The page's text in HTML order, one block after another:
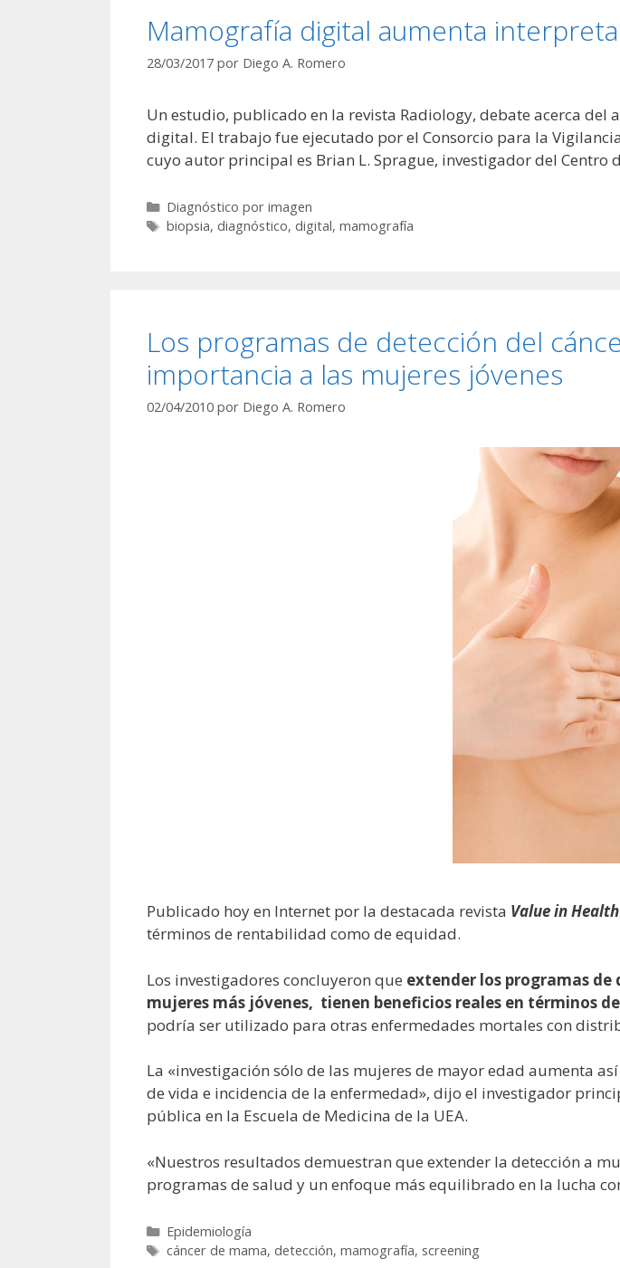
Mamografía digital aumenta
28/03/2017 por Diego A. Romero
Un estudio, publicado en la revista Radiology, debate acerca
digital. El trabajo fue ejecutado por el Consorcio para la
cuyo autor principal es Brian L. Sprague, investigador del Centro
Categorías
Diagnóstico por imagen
Etiquetas
biopsia, diagnóstico, digital, mamografía
Los programas de detección del
importancia a las mujeres jóvenes
02/04/2010 por Diego A. Romero
Publicado hoy en Internet por la destacada revista Value in Health
términos de rentabilidad como de equidad.
Los investigadores concluyeron que extender los programas de
mujeres más jóvenes, tienen beneficios reales en términos
podría ser utilizado para otras enfermedades mortales con
La «investigación sólo de las mujeres de mayor edad aumenta
de vida e incidencia de la enfermedad», dijo el investigador
pública en la Escuela de Medicina de la UEA.
«Nuestros resultados demuestran que extender la detección a
programas de salud y un enfoque más equilibrado en la lucha
Categorías
Epidemiología
Etiquetas
cáncer de mama, detección, mamografía, screening